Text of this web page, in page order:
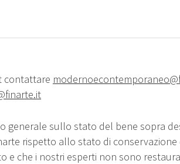
contattare
generale sullo stato del bene sopra
rispetto allo stato di
e che i nostri esperti non sono